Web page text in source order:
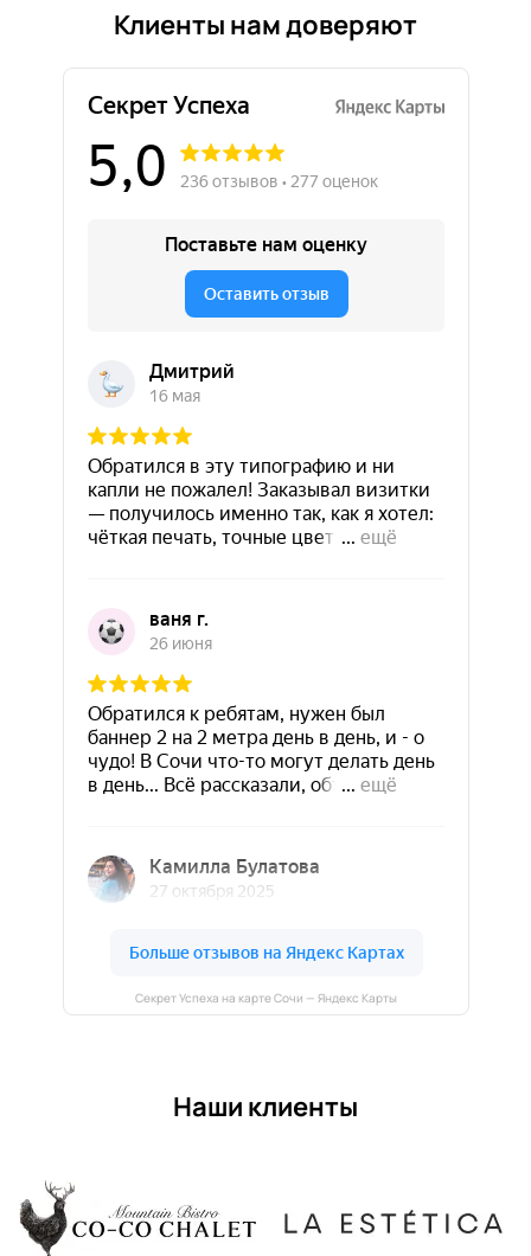
Клиенты нам доверяют
Секрет Успеха на карте Сочи — Яндекс Карты
Наши клиенты